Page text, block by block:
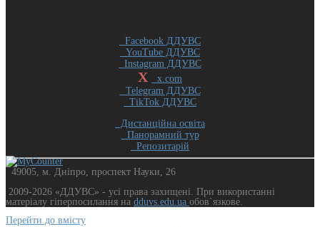
Facebook ДДУВС
YouTube ДДУВС
Instagram ДДУВС
X
x.com
Telegram ДДУВС
TikTok ДДУВС
Дистанційна освіта
Панорамний тур
Репозитарій
49005, м. Дніпро, проспект Науки, 26
2009-2026 «ДДУВС» - усi права захищенi. При використанні
матеріалу гіперпосилання на dduvs.edu.ua обов`язкове.
Перейти до вмісту